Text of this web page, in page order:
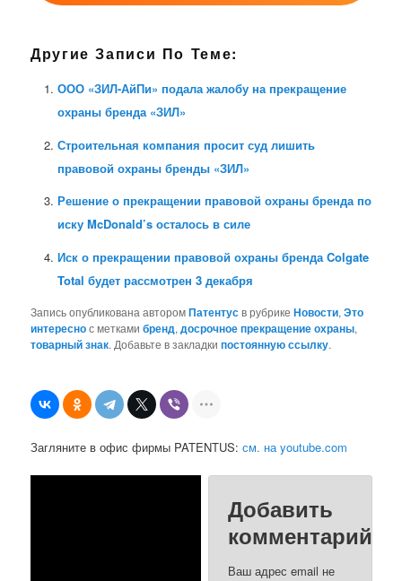
Другие Записи По Теме:
ООО «ЗИЛ-АйПи» подала жалобу на прекращение
охраны бренда «ЗИЛ»
Строительная компания просит суд лишить
правовой охраны бренды «ЗИЛ»
Решение о прекращении правовой охраны бренда по
иску McDonald’s осталось в силе
Иск о прекращении правовой охраны бренда Colgate
Total будет рассмотрен 3 декабря
Запись опубликована авторомПатентусв рубрикеНовости,Это
интереснос меткамибренд,досрочное прекращение охраны,
товарный знак. Добавьте в закладкипостоянную ссылку.
Загляните в офис фирмы PATENTUS:см. на youtube.com
Добавить
комментарий
Ваш адрес email не